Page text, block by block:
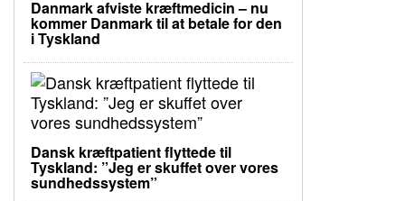
Danmark afviste kræftmedicin – nu
kommer Danmark til at betale for den
i Tyskland
Dansk kræftpatient flyttede til
Tyskland: ”Jeg er skuffet over vores
sundhedssystem”